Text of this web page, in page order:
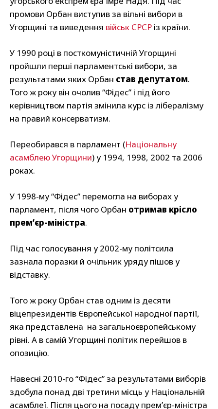
промови Орбан виступив за вільні вибори в
Угорщині та виведення військ СРСР із країни.
У 1990 році в посткомуністичній Угорщині
пройшли перші парламентські вибори, за
результатами яких Орбан став депутатом.
Того ж року він очолив “Фідес” і під його
керівництвом партія змінила курс із лібералізму
на правий консерватизм.
Переобирався в парламент (Національну
асамблею Угорщини) у 1994, 1998, 2002 та 2006
роках.
У 1998-му “Фідес” перемогла на виборах у
парламент, після чого Орбан отримав крісло
премʼєр-міністра.
Під час голосування у 2002-му політсила
зазнала поразки й очільник уряду пішов у
відставку.
Того ж року Орбан став одним із десяти
віцепрезидентів Європейської народної партії,
яка представлена на загальноєвропейському
рівні. А в самій Угорщині політик перейшов в
опозицію.
Навесні 2010-го “Фідес” за результатами виборів
здобула понад дві третини місць у Національній
асамблеї. Після цього на посаду премʼєр-міністра